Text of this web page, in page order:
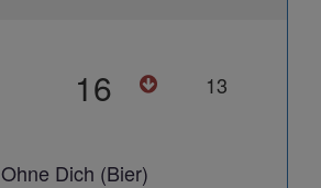
16 13
Ohne Dich (Bier)